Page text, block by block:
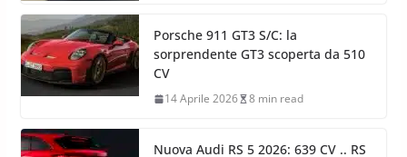
Porsche 911 GT3 S/C: la
sorprendente GT3 scoperta da 510
CV
14 Aprile 2026 8 min read
Nuova Audi RS 5 2026: 639 CV .. RS